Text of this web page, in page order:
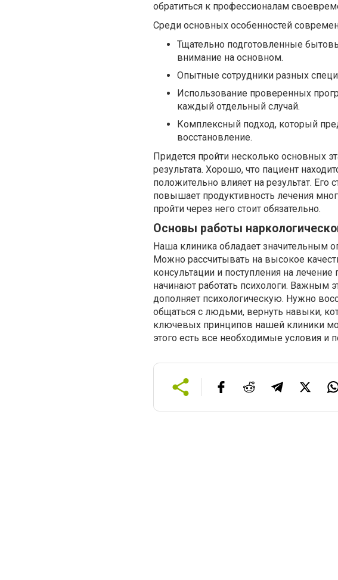
обратиться к профессионалам
Среди основных особенностей
Тщательно подготовленные
внимание на основном.
Опытные сотрудники разных
Использование проверенных
каждый отдельный случай.
Комплексный подход, который
восстановление.
Придется пройти несколько основных
результата. Хорошо, что пациент
положительно влияет на результат. Его
повышает продуктивность лечения
пройти через него стоит обязательно.
Основы работы
Наша клиника обладает значительным
Можно рассчитывать на высокое
консультации и поступления на
начинают работать психологи. Важным
дополняет психологическую. Нужно
общаться с людьми, вернуть навыки,
ключевых принципов нашей клиники
этого есть все необходимые условия и